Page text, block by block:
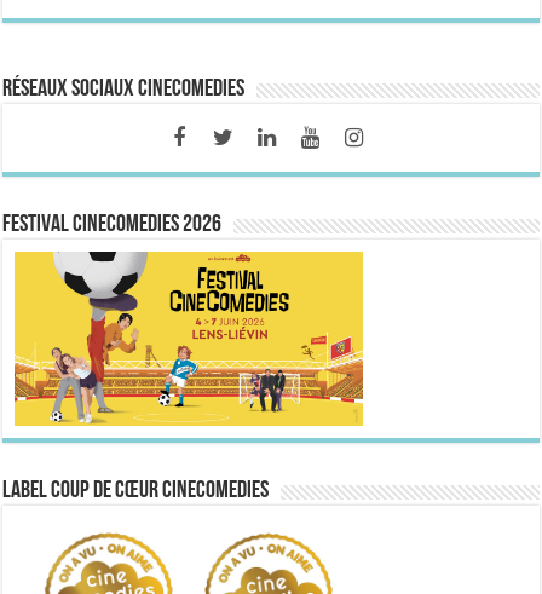
Réseaux sociaux CineComedies
FESTIVAL CINECOMEDIES 2026
Label Coup de Cœur CineComedies